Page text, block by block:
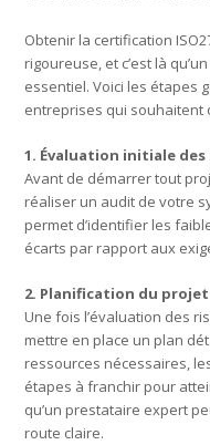
Obtenir la certification
rigoureuse, et c’est là
essentiel. Voici les étapes
entreprises qui souhaitent
1. Évaluation initiale des
Avant de démarrer tout
réaliser un audit de votre
permet d’identifier les
écarts par rapport aux
2. Planification du projet
Une fois l’évaluation des
mettre en place un plan
ressources nécessaires,
étapes à franchir pour
qu’un prestataire expert
route claire.